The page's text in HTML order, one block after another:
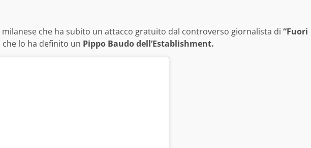
milanese che ha subito un attacco gratuito dal controverso giornalista di “Fuori
che lo ha definito un Pippo Baudo dell’Establishment.